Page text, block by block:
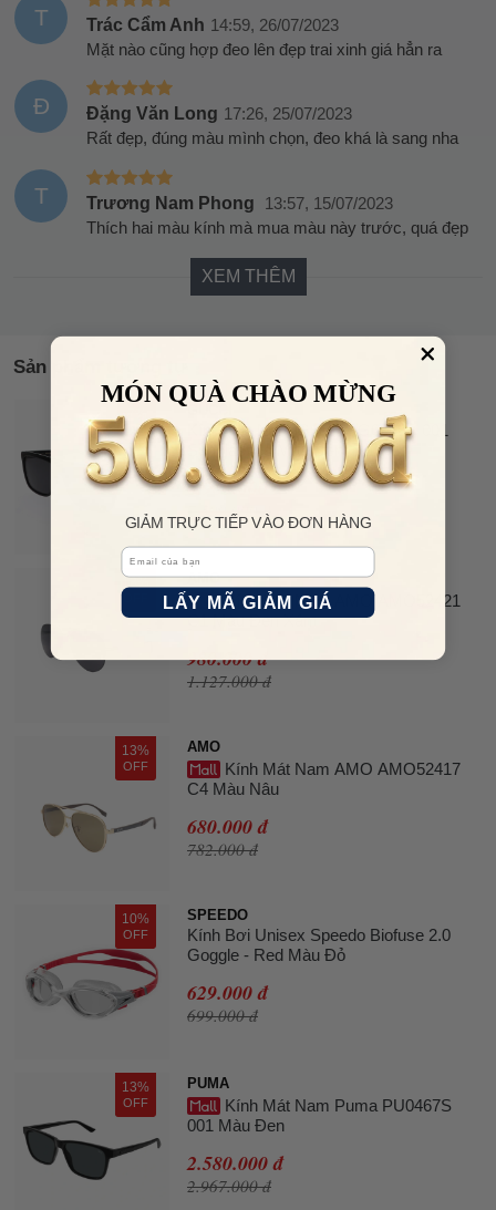
T Trác Cẩm Anh 14:59, 26/07/2023
Mặt nào cũng hợp đeo lên đẹp trai xinh giá hẳn ra
Đ Đặng Văn Long 17:26, 25/07/2023
Rất đẹp, đúng màu mình chọn, đeo khá là sang nha
T Trương Nam Phong
13:57, 15/07/2023
Thích hai màu kính mà mua màu này trước, quá đẹp
XEM THÊM
Sản phẩm tương tự
OFF
Kính Mát Nam Gucci GG0748S 001
Sunglasses Màu Đen
6.980.000 đ
7.500.000 đ
13% AMO
Kính Mát Nam AMO AMO52421
C1 Màu Đen Xám
980.000 đ
1.127.000 đ
13%
OFF
AMO
Kính Mát Nam AMO AMO52417
C4 Màu Nâu
680.000 đ
782.000 đ
10%
OFF
SPEEDO
Kính Bơi Unisex Speedo Biofuse 2.0
Goggle - Red Màu Đỏ
629.000 đ
699.000 đ
13%
OFF
PUMA
Kính Mát Nam Puma PU0467S
001 Màu Đen
2.580.000 đ
2.967.000 đ
MÓN QUÀ CHÀO MỪNG
GIẢM TRỰC TIẾP VÀO ĐƠN HÀNG
Email
LẤY MÃ GIẢM GIÁ